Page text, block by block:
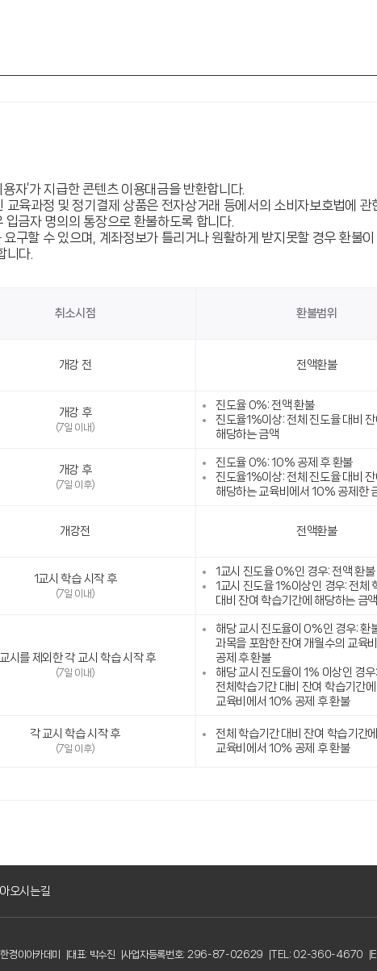
자’가 지급한 콘텐츠 이용대금을 반환합니다.
육과정 및 정기결제 상품은 전자상거래 등에서의 소비자보호법에
금자 명의의 통장으로 환불하도록 합니다.
구할 수 있으며, 계좌정보가 틀리거나 원활하게 받지못할 경우 환불이
니다.
취소시점 환불범위
개강 전 전액환불
개강 후
(7일 이내)
진도율 0%: 전액 환불
진도율1%이상: 전체 진도율 대비 잔
해당하는 금액
개강 후
(7일 이후)
진도율 0%: 10% 공제 후 환불
진도율1%이상: 전체 진도율 대비 잔
해당하는 교육비에서 10% 공제한
개강전 전액환불
1교시 학습 시작 후
(7일 이내)
1교시 진도율 0%인 경우: 전액 환불
1교시 진도율 1%이상인 경우: 전체
대비 잔여 학습기간에 해당하는 금
시를 제외한 각 교시 학습 시작 후
(7일 이내)
해당 교시 진도율이 0%인 경우: 환
과목을 포함한 잔여 개월수의 교육
공제 후 환불
해당 교시 진도율이 1% 이상인 경우:
전체학습기간 대비 잔여 학습기간
교육비에서 10% 공제 후 환불
각 교시 학습 시작 후
(7일 이후)
전체 학습기간 대비 잔여 학습기간
교육비에서 10% 공제 후 환불
오시는길
경이아카데미 대표: 박수진 사업자등록번호: 296-87-02629 TEL: 02-360-4670